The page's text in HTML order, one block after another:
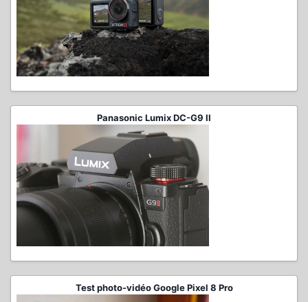
Panasonic Lumix DC-G9 II
Test photo-vidéo Google Pixel 8 Pro